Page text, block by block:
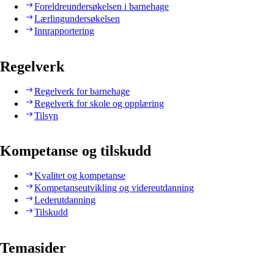
Foreldreundersøkelsen i barnehage
Lærlingundersøkelsen
Innrapportering
Regelverk
Regelverk for barnehage
Regelverk for skole og opplæring
Tilsyn
Kompetanse og tilskudd
Kvalitet og kompetanse
Kompetanseutvikling og videreutdanning
Lederutdanning
Tilskudd
Temasider